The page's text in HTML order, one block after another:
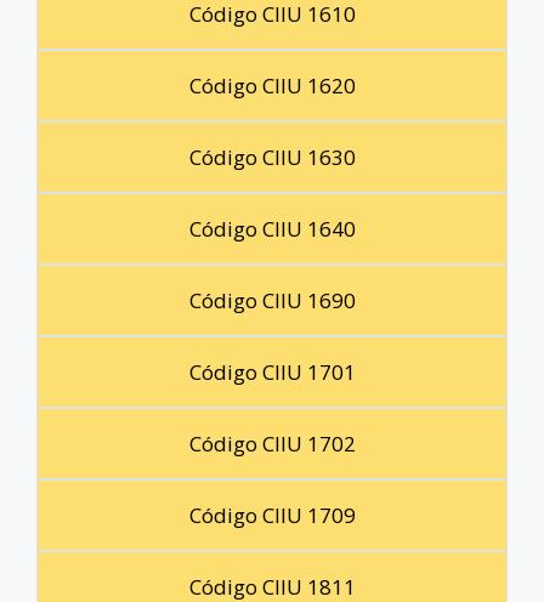
Código CIIU 1610
Código CIIU 1620
Código CIIU 1630
Código CIIU 1640
Código CIIU 1690
Código CIIU 1701
Código CIIU 1702
Código CIIU 1709
Código CIIU 1811